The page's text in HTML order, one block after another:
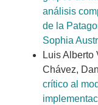
análisis
de la
Sophia
Luis Alberto
Chávez,
crítico al